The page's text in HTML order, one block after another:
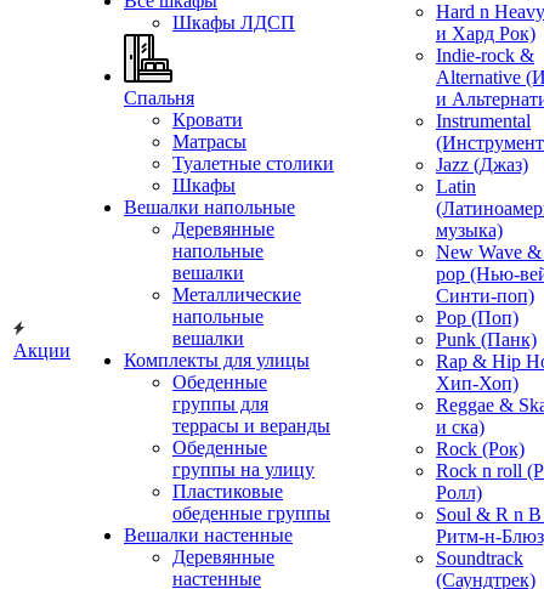
Акции
Шкафы ЛДСП
Спальня
Кровати
Матрасы
Туалетные столики
Шкафы
Вешалки напольные
Деревянные
напольные
вешалки
Металлические
напольные
вешалки
Комплекты для улицы
Обеденные
группы для
террасы и веранды
Обеденные
группы на улицу
Пластиковые
обеденные группы
Вешалки настенные
Деревянные
настенные
Hard n
и Хард Рок)
Indie-rock &
Alternative
и
Instrumental
Jazz (Джаз)
Latin
музыка)
New Wave
pop (Нью-
Синти-поп)
Pop (Поп)
Punk (Панк)
Rap & Hip
Хип-Хоп)
Reggae &
и ска)
Rock (Рок)
Rock n roll
Ролл)
Soul & R n
Ритм-н-
Soundtrack
(Саундтрек)